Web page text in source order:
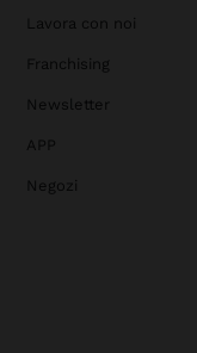
Lavora con noi
Franchising
Newsletter
APP
Negozi